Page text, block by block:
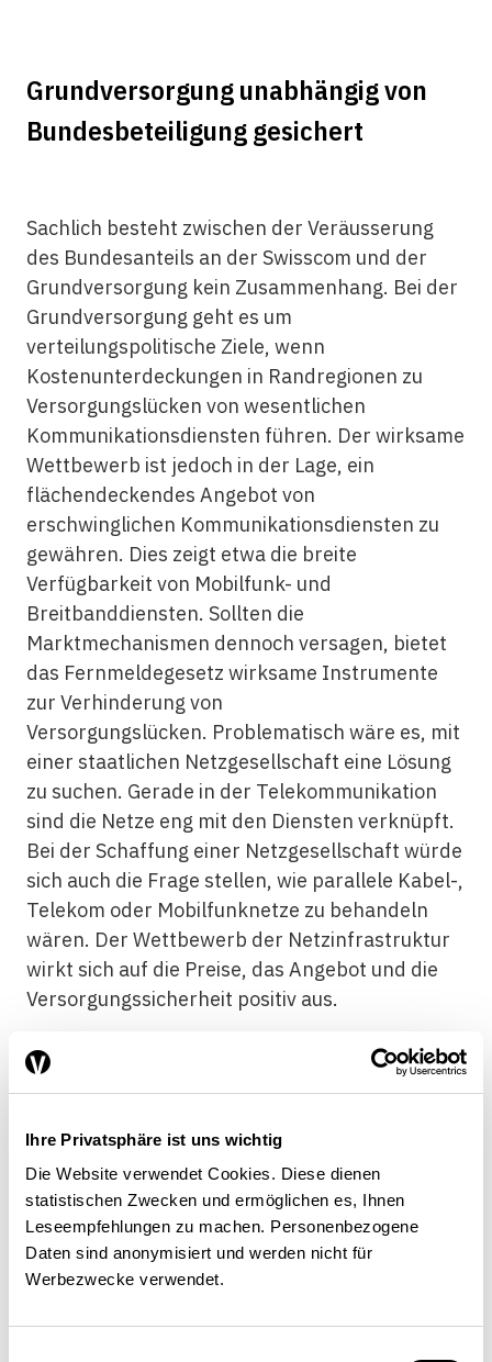
Ihre Privatsphäre ist uns wichtig
Die Website verwendet Cookies. Diese dienen
statistischen Zwecken und ermöglichen es, Ihnen
Leseempfehlungen zu machen. Personenbezogene
Daten sind anonymisiert und werden nicht für
Werbezwecke verwendet.
Grundversorgung unabhängig von
Bundesbeteiligung gesichert
Sachlich besteht zwischen der Veräusserung
des Bundesanteils an der Swisscom und der
Grundversorgung kein Zusammenhang. Bei der
Grundversorgung geht es um
verteilungspolitische Ziele, wenn
Kostenunterdeckungen in Randregionen zu
Versorgungslücken von wesentlichen
Kommunikationsdiensten führen. Der wirksame
Wettbewerb ist jedoch in der Lage, ein
flächendeckendes Angebot von
erschwinglichen Kommunikationsdiensten zu
gewähren. Dies zeigt etwa die breite
Verfügbarkeit von Mobilfunk- und
Breitbanddiensten. Sollten die
Marktmechanismen dennoch versagen, bietet
das Fernmeldegesetz wirksame Instrumente
zur Verhinderung von
Versorgungslücken. Problematisch wäre es, mit
einer staatlichen Netzgesellschaft eine Lösung
zu suchen. Gerade in der Telekommunikation
sind die Netze eng mit den Diensten verknüpft.
Bei der Schaffung einer Netzgesellschaft würde
sich auch die Frage stellen, wie parallele Kabel-,
Telekom oder Mobilfunknetze zu behandeln
wären. Der Wettbewerb der Netzinfrastruktur
wirkt sich auf die Preise, das Angebot und die
Versorgungssicherheit positiv aus.
Es braucht eine klare Strategie
Spezielle Massnahmen zur Sicherstellung der
Eigenständigkeit von Swisscom reduzieren den
Verkaufserlös oder schränken den
strategischen Spielraum ein. Zu Recht